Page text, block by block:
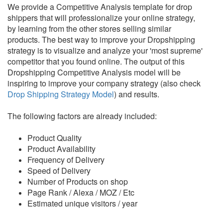
We provide a Competitive Analysis template for drop
shippers that will professionalize your online strategy,
by learning from the other stores selling similar
products. The best way to improve your Dropshipping
strategy is to visualize and analyze your 'most supreme'
competitor that you found online. The output of this
Dropshipping Competitive Analysis model will be
inspiring to improve your company strategy (also check
Drop Shipping Strategy Model) and results.
The following factors are already included:
Product Quality
Product Availability
Frequency of Delivery
Speed of Delivery
Number of Products on shop
Page Rank / Alexa / MOZ / Etc
Estimated unique visitors / year